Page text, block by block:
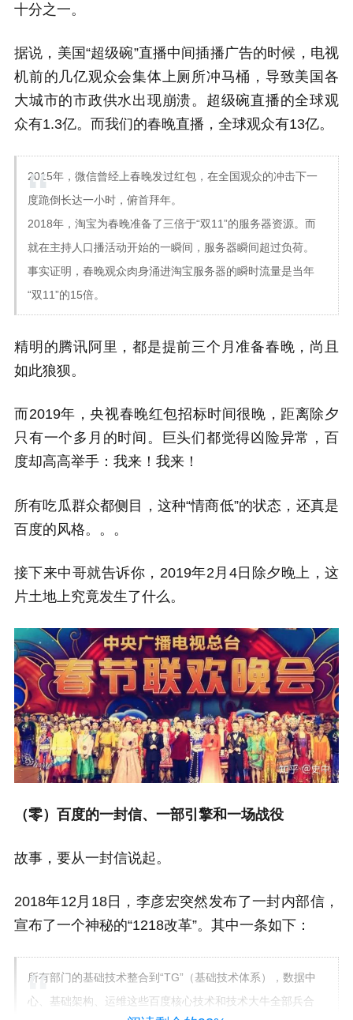
十分之一。
据说，美国“超级碗”直播中间插播广告的时候，电视
机前的几亿观众会集体上厕所冲马桶，导致美国各
大城市的市政供水出现崩溃。超级碗直播的全球观
众有1.3亿。而我们的春晚直播，全球观众有13亿。
2015年，微信曾经上春晚发过红包，在全国观众的冲击下一
度跪倒长达一小时，俯首拜年。
2018年，淘宝为春晚准备了三倍于“双11”的服务器资源。而
就在主持人口播活动开始的一瞬间，服务器瞬间超过负荷。
事实证明，春晚观众肉身涌进淘宝服务器的瞬时流量是当年
“双11”的15倍。
精明的腾讯阿里，都是提前三个月准备春晚，尚且
如此狼狈。
而2019年，央视春晚红包招标时间很晚，距离除夕
只有一个多月的时间。巨头们都觉得凶险异常，百
度却高高举手：我来！我来！
所有吃瓜群众都侧目，这种“情商低”的状态，还真是
百度的风格。。。
接下来中哥就告诉你，2019年2月4日除夕晚上，这
片土地上究竟发生了什么。
（零）百度的一封信、一部引擎和一场战役
故事，要从一封信说起。
2018年12月18日，李彦宏突然发布了一封内部信，
宣布了一个神秘的“1218改革”。其中一条如下：
所有部门的基础技术整合到“TG”（基础技术体系），数据中
心、基础架构、运维这些百度核心技术和技术大牛全部兵合